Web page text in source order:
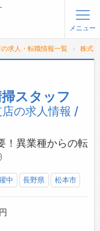
メニュー
求人・転職情報一覧 株式
スタッフ
の求人情報 /
！異業種からの転
中 長野県 松本市